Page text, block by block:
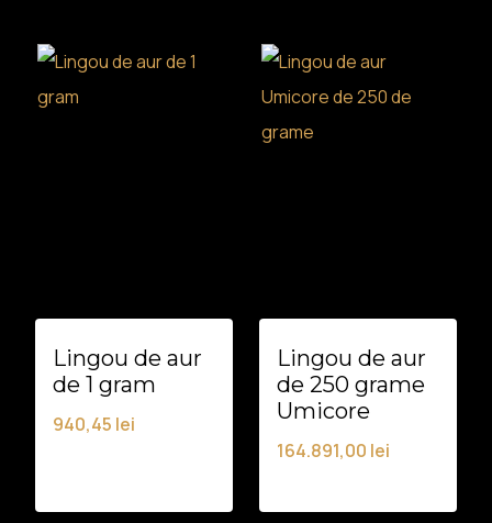
Lingou de aur
de 1 gram
940,45 lei
Lingou de aur
de 250 grame
Umicore
164.891,00 lei